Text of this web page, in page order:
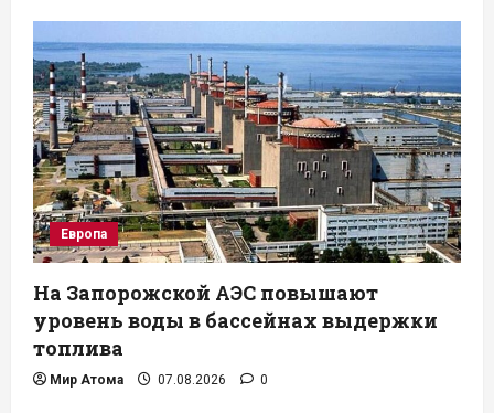
Европа
На Запорожской АЭС повышают
уровень воды в бассейнах выдержки
топлива
Мир Атома 07.08.2026 0